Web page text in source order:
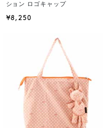
ション ロゴキャップ
¥8,250